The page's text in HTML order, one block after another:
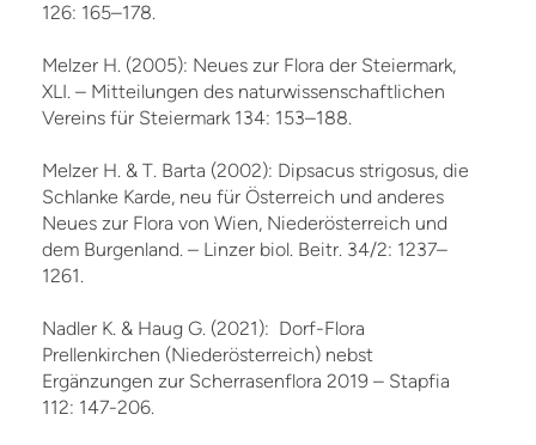
126: 165–178.
Melzer H. (2005): Neues zur Flora der Steiermark,
XLI. – Mitteilungen des naturwissenschaftlichen
Vereins für Steiermark 134: 153–188.
Melzer H. & T. Barta (2002): Dipsacus strigosus, die
Schlanke Karde, neu für Österreich und anderes
Neues zur Flora von Wien, Niederösterreich und
dem Burgenland. – Linzer biol. Beitr. 34/2: 1237–
1261.
Nadler K. & Haug G. (2021): Dorf-Flora
Prellenkirchen (Niederösterreich) nebst
Ergänzungen zur Scherrasenflora 2019 – Stapfia
112: 147-206.